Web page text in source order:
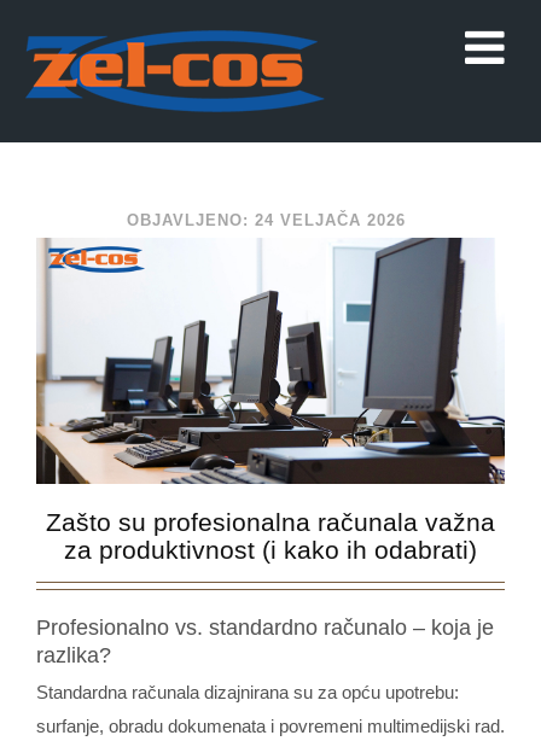
OBJAVLJENO: 24 VELJAČA 2026
Zašto su profesionalna računala važna
za produktivnost (i kako ih odabrati)
Profesionalno vs. standardno računalo – koja je
razlika?
Standardna računala dizajnirana su za opću upotrebu:
surfanje, obradu dokumenata i povremeni multimedijski rad.